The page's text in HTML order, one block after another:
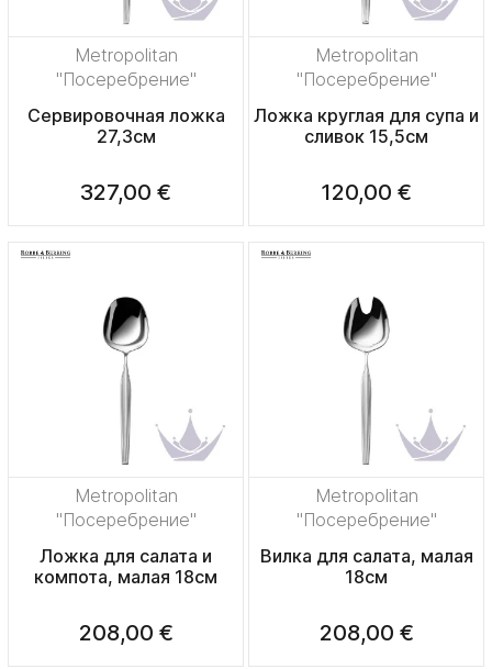
Metropolitan
"Посеребрение"
Сервировочная ложка
27,3см
327,00 €
Metropolitan
"Посеребрение"
Ложка круглая для супа и
сливок 15,5см
120,00 €
Metropolitan
"Посеребрение"
Ложка для салата и
компота, малая 18см
208,00 €
Metropolitan
"Посеребрение"
Вилка для салата, малая
18см
208,00 €